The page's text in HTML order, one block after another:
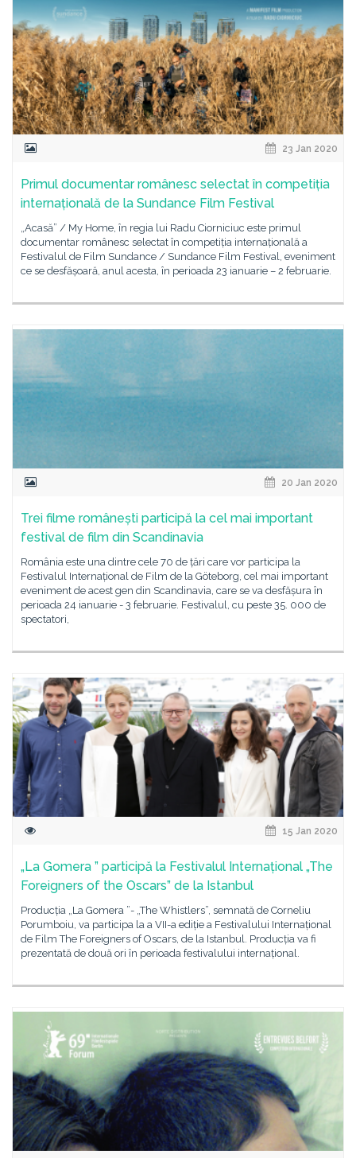
23 Jan 2020
Primul documentar românesc selectat în competiția
internațională de la Sundance Film Festival
„Acasă” / My Home, în regia lui Radu Ciorniciuc este primul
documentar românesc selectat în competiția internațională a
Festivalul de Film Sundance / Sundance Film Festival, eveniment
ce se desfășoară, anul acesta, în perioada 23 ianuarie – 2 februarie.
20 Jan 2020
Trei filme românești participă la cel mai important
festival de film din Scandinavia
România este una dintre cele 70 de țări care vor participa la
Festivalul Internațional de Film de la Göteborg, cel mai important
eveniment de acest gen din Scandinavia, care se va desfășura în
perioada 24 ianuarie - 3 februarie. Festivalul, cu peste 35. 000 de
spectatori,
15 Jan 2020
„La Gomera ” participă la Festivalul Internațional „The
Foreigners of the Oscars” de la Istanbul
Producția „La Gomera ”- „The Whistlers”, semnată de Corneliu
Porumboiu, va participa la a VII-a ediție a Festivalului Internațional
de Film The Foreigners of Oscars, de la Istanbul. Producția va fi
prezentată de două ori în perioada festivalului internațional.